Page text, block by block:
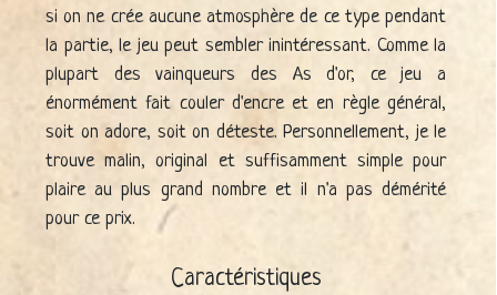
si on ne crée aucune atmosphère de ce type pendant
la partie, le jeu peut sembler inintéressant. Comme la
plupart des vainqueurs des As d'or, ce jeu a
énormément fait couler d'encre et en règle général,
soit on adore, soit on déteste. Personnellement, je le
trouve malin, original et suffisamment simple pour
plaire au plus grand nombre et il n'a pas démérité
pour ce prix.
Caractéristiques